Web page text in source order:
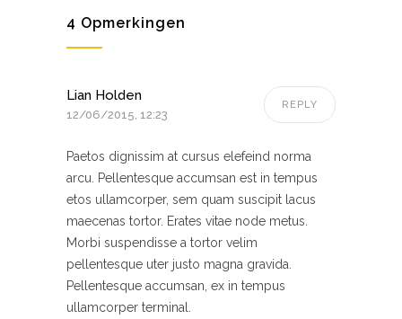
4 Opmerkingen
Lian Holden
12/06/2015, 12:23
REPLY
Paetos dignissim at cursus elefeind norma
arcu. Pellentesque accumsan est in tempus
etos ullamcorper, sem quam suscipit lacus
maecenas tortor. Erates vitae node metus.
Morbi suspendisse a tortor velim
pellentesque uter justo magna gravida.
Pellentesque accumsan, ex in tempus
ullamcorper terminal.